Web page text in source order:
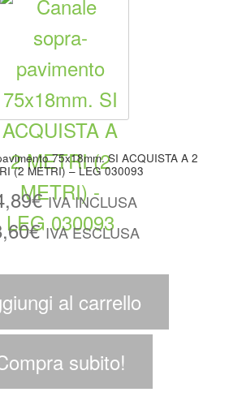
75x18mm. SI ACQUISTA A 2
(2 METRI) – LEG 030093
€ IVA INCLUSA
€ IVA ESCLUSA
al carrello
subito!